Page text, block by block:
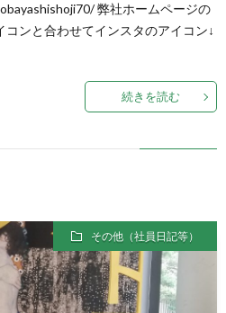
弊社ホームページの
ンと合わせてインスタのアイコン↓
続きを読む
その他（社員日記等）